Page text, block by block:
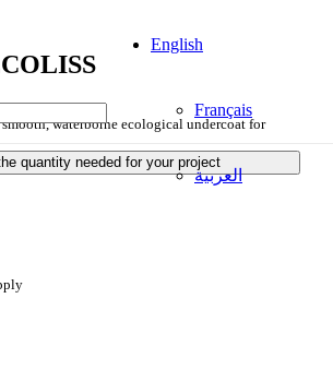
English
Français
العربية
waterborne ecological undercoat for
quantity needed for your project